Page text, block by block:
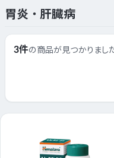
胃炎・肝臓病
3件の商品が見つかりまし